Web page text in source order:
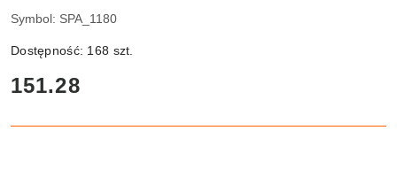
Symbol: SPA_1180
Dostępność: 168 szt.
cena:
151.28